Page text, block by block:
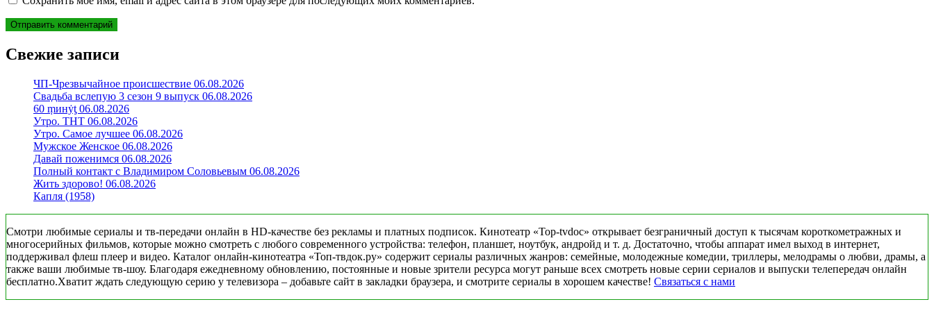
Свежие записи
ЧП-Чрезвычайное происшествие 06.08.2026
Свадьба вслепую 3 сезон 9 выпуск 06.08.2026
60 ṃинẏƫ 06.08.2026
Утро. ТНТ 06.08.2026
Утро. Самое лучшее 06.08.2026
Мужское Женское 06.08.2026
Давай поженимся 06.08.2026
Полный контакт с Владимиром Соловьевым 06.08.2026
Жить здорово! 06.08.2026
Капля (1958)
Смотри любимые сериалы и тв-передачи онлайн в HD-качестве без рекламы и платных подписок. Кинотеатр «Top-tvdoc» открывает безграничный доступ к тысячам короткометражных и
многосерийных фильмов, которые можно смотреть с любого современного устройства: телефон, планшет, ноутбук, андройд и т. д. Достаточно, чтобы аппарат имел выход в интернет,
поддерживал флеш плеер и видео. Каталог онлайн-кинотеатра «Топ-твдок.ру» содержит сериалы различных жанров: семейные, молодежные комедии, триллеры, мелодрамы о любви, драмы, а
также ваши любимые тв-шоу. Благодаря ежедневному обновлению, постоянные и новые зрители ресурса могут раньше всех смотреть новые серии сериалов и выпуски телепередач онлайн
бесплатно.Хватит ждать следующую серию у телевизора – добавьте сайт в закладки браузера, и смотрите сериалы в хорошем качестве! Связаться с нами